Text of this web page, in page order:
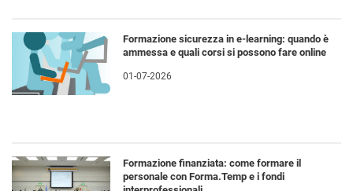
Formazione sicurezza in e-learning: quando è
ammessa e quali corsi si possono fare online
01-07-2026
Formazione finanziata: come formare il
personale con Forma.Temp e i fondi